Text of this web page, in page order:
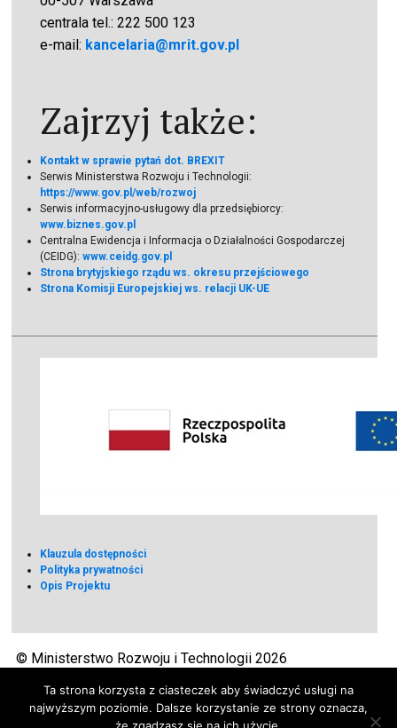
centrala tel.: 222 500 123
e-mail: kancelaria@mrit.gov.pl
Zajrzyj także:
Kontakt w sprawie pytań dot. BREXIT
Serwis Ministerstwa Rozwoju i Technologii:
https://www.gov.pl/web/rozwoj
Serwis informacyjno-usługowy dla przedsiębiorcy:
www.biznes.gov.pl
Centralna Ewidencja i Informacja o Działalności Gospodarczej
(CEIDG):www.ceidg.gov.pl
Strona brytyjskiego rządu ws. okresu przejściowego
Strona Komisji Europejskiej ws. relacji UK-UE
Klauzula dostępności
Polityka prywatności
Opis Projektu
© Ministerstwo Rozwoju i Technologii 2026
Ta strona korzysta z ciasteczek aby świadczyć usługi na
najwyższym poziomie. Dalsze korzystanie ze strony oznacza,